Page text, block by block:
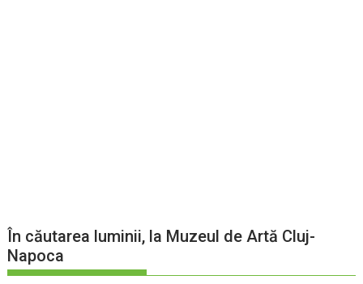
În căutarea luminii, la Muzeul de Artă Cluj-
Napoca